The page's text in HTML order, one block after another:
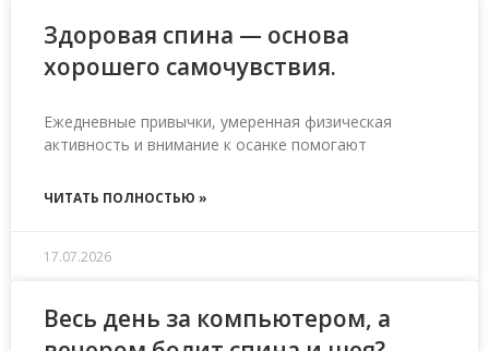
Здоровая спина — основа
хорошего самочувствия.
Ежедневные привычки, умеренная физическая
активность и внимание к осанке помогают
ЧИТАТЬ ПОЛНОСТЬЮ »
17.07.2026
Весь день за компьютером, а